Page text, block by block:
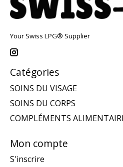
Your Swiss LPG® Supplier
Catégories
SOINS DU VISAGE
SOINS DU CORPS
COMPLÉMENTS
Mon compte
S'inscrire